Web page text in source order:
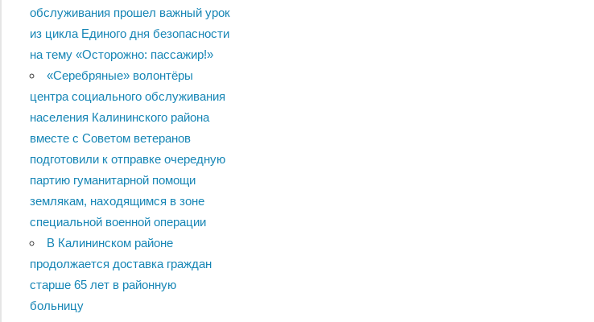
обслуживания прошел важный урок
из цикла Единого дня безопасности
на тему «Осторожно: пассажир!»
«Серебряные» волонтёры
центра социального обслуживания
населения Калининского района
вместе с Советом ветеранов
подготовили к отправке очередную
партию гуманитарной помощи
землякам, находящимся в зоне
специальной военной операции
В Калининском районе
продолжается доставка граждан
старше 65 лет в районную
больницу